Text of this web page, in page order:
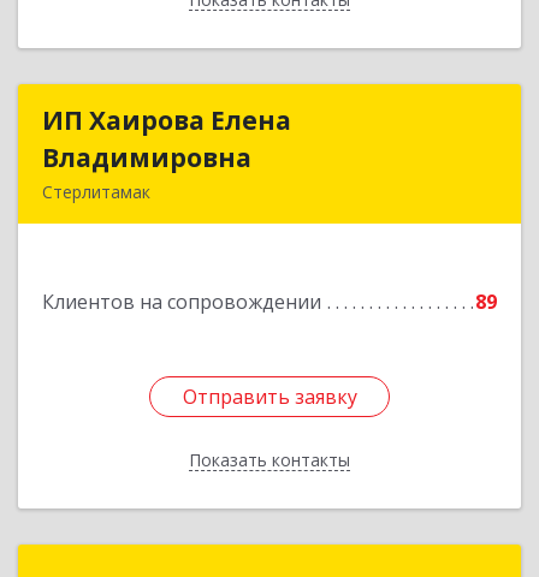
ИП Хаирова Елена
Владимировна
Стерлитамак
Клиентов на сопровождении 89
Отправить заявку
Показать контакты
ИП Хаирова Елена
Отправить заявку
Назад